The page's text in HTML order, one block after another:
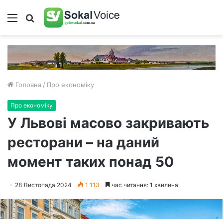
Меню Пошук
Головна / Про економіку
Про економіку
У Львові масово закривають
ресторани – на даний
момент таких понад 50
28 Листопада 2024 1 113 час читання: 1 хвилина